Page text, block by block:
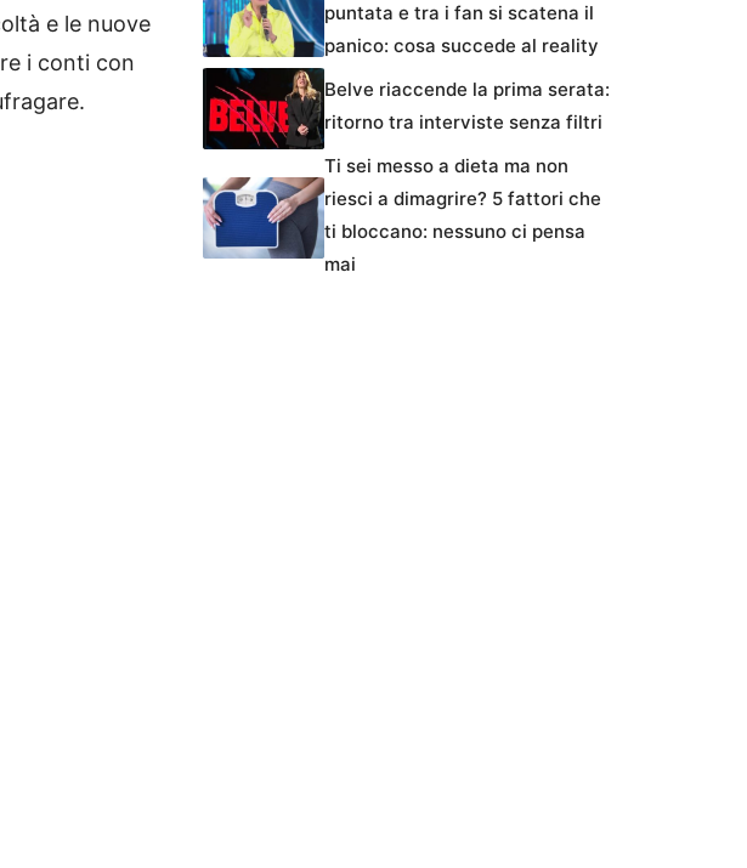
e le nuove
i conti con
puntata e tra i fan si scatena il
panico: cosa succede al reality
Belve riaccende la prima serata:
ritorno tra interviste senza filtri
Ti sei messo a dieta ma non
riesci a dimagrire? 5 fattori che
ti bloccano: nessuno ci pensa
mai